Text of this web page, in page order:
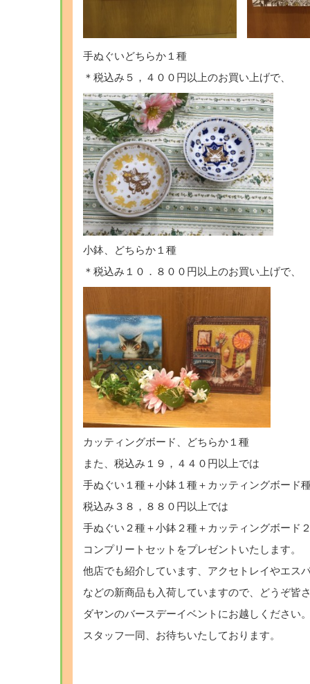
手ぬぐいどちらか１種
＊税込み５，４００円以上のお買い上げで、
小鉢、どちらか１種
＊税込み１０．８００円以上のお買い上げで、
カッティングボード、どちらか１種
また、税込み１９，４４０円以上では
手ぬぐい１種＋小鉢１種＋カッティングボード
税込み３８，８８０円以上では
手ぬぐい２種＋小鉢２種＋カッティングボード
コンプリートセットをプレゼントいたします。
他店でも紹介しています、アクセトレイやエス
などの新商品も入荷していますので、どうぞ皆
ダヤンのバースデーイベントにお越しください
スタッフ一同、お待ちいたしております。